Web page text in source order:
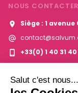
Salut c'est nous...
NOUS CONTACTER
Siège : 1
+33(0) 1 40 31 40
Contactez-nous